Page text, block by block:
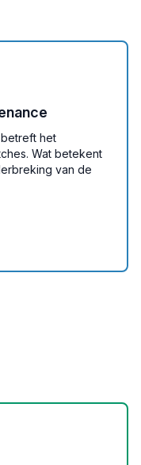
het
Wat betekent
van de